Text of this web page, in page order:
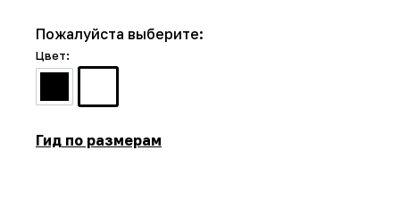
Пожалуйста выберите:
Цвет:
Гид по размерам